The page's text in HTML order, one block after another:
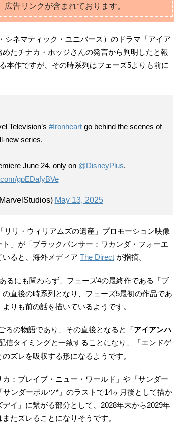
告リンクが含まれております。
シネマティック・ユニバース）のドラマ「アイア
たチナカ・ホッジさんの発言から判明したと報
本作ですが、その時系列はフェーズ5よりも前に
Television’s #Ironheartgo behind the scenes of
new series.
June 24, only on @DisneyPlus.
gpEDafyBVe
May 13, 2025
リ・ウィリアムズの遺産」プロモーション映像
」が「ブラックパンサー：ワカンダ・フォーエ
ると、海外メディア The Direct が指摘。
るにも関わらず、フェーズ4の最終作である「ブ
直後の時系列となり、フェーズ5最初の作品であ
りも前の話を描いているようです。
ろの物語であり、その直後となると
「アイアンハ
信タイミングと一致することになり、「エンドゲ
ズレを吸収する形になるようです。
：ブレイブ・ニュー・ワールド」や「サンダー
ンダーボルツ*」のラストで14ヶ月後として描か
イ」に繋がる部分として、2028年末から2029年
たズレることになりそうです。